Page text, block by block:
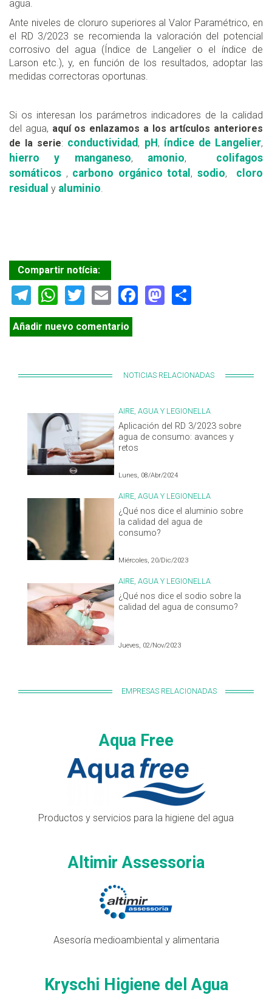
agua.
Ante niveles de cloruro superiores al Valor Paramétrico, en
el RD 3/2023 se recomienda la valoración del potencial
corrosivo del agua (Índice de Langelier o el índice de
Larson etc.), y, en función de los resultados, adoptar las
medidas correctoras oportunas.
Si os interesan los parámetros indicadores de la calidad
del agua, aquí os enlazamos a los artículos anteriores
de la serie: conductividad , pH, índice de Langelier,
hierro y manganeso, amonio,
colifagos
somáticos , carbono orgánico total , sodio,
cloro
residual y aluminio
Compartir notícia:
Telegram
WhatsApp
TwitterEmailFacebook
Mastodon
Añadir nuevo comentario
NOTICIAS RELACIONADAS
AIRE, AGUA Y LEGIONELLA
Aplicación del RD 3/2023 sobre
agua de consumo: avances y
retos
Lunes, 08/Abr/2024
AIRE, AGUA Y LEGIONELLA
¿Qué nos dice el aluminio sobre
la calidad del agua de
consumo?
Miércoles, 20/Dic/2023
AIRE, AGUA Y LEGIONELLA
¿Qué nos dice el sodio sobre la
calidad del agua de consumo?
Jueves, 02/Nov/2023
EMPRESAS RELACIONADAS
Aqua Free
Productos y servicios para la higiene del agua
Altimir Assessoria
Asesoría medioambiental y alimentaria
Kryschi Higiene del Agua